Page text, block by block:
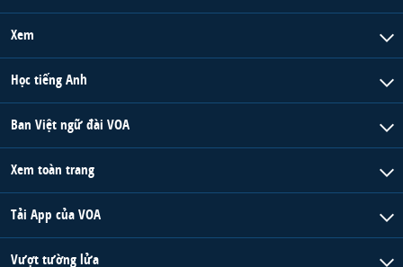
Xem
Học tiếng Anh
Ban Việt ngữ đài VOA
Xem toàn trang
Tải App của VOA
Vượt tường lửa